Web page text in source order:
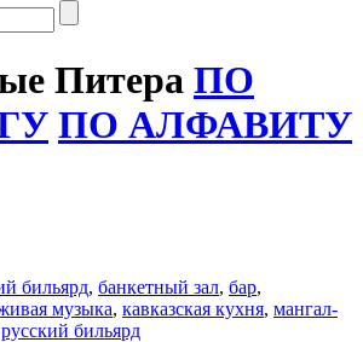
Питера ПО
ПО АЛФАВИТУ
бильярд, банкетный зал, бар,
музыка, кавказская кухня, мангал-
русский бильярд